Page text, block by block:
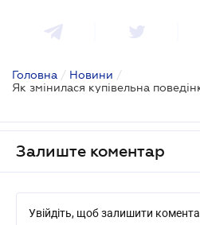
Головна / Новини /
Як змінилася купівельна
Залиште коментар
Увійдіть, щоб залишити